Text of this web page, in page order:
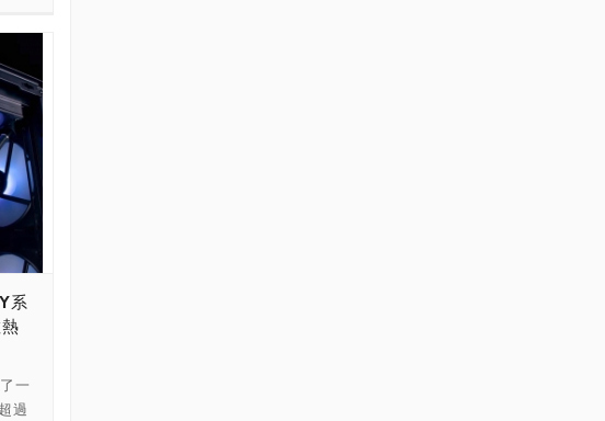
字
博
冷
品
足
牌
立
為
卓
標
等
合
以
輕
彩
的
美
散熱
器
熱
風
軸
首
得
態
色
豪
起
由
，
了
系
一
過